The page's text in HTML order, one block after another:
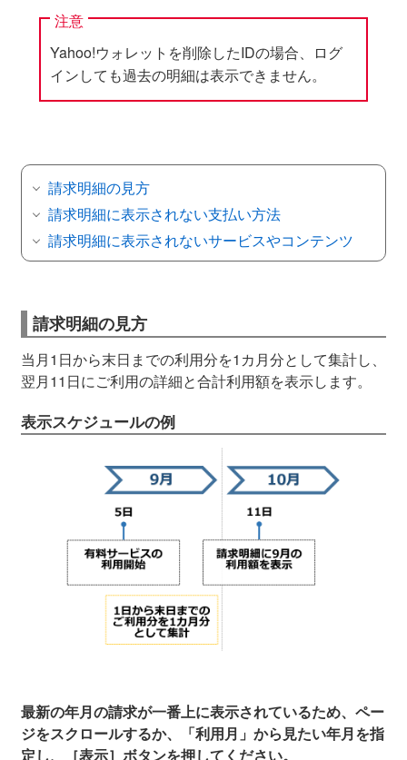
注意
Yahoo!ウォレットを削除したIDの場合、ログ
インしても過去の明細は表示できません。
請求明細の見方
請求明細に表示されない支払い方法
請求明細に表示されないサービスやコンテンツ
請求明細の見方
当月1日から末日までの利用分を1カ月分として集計し、
翌月11日にご利用の詳細と合計利用額を表示します。
表示スケジュールの例
最新の年月の請求が一番上に表示されているため、ペー
ジをスクロールするか、「利用月」から見たい年月を指
定し、［表示］ボタンを押してください。